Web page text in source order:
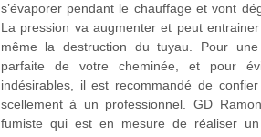
s’évaporer pendant le chauffage et vont
La pression va augmenter et peut
même la destruction du tuyau. Pour une
parfaite de votre cheminée, et pour
indésirables, il est recommandé de
scellement à un professionnel. GD
fumiste qui est en mesure de réaliser